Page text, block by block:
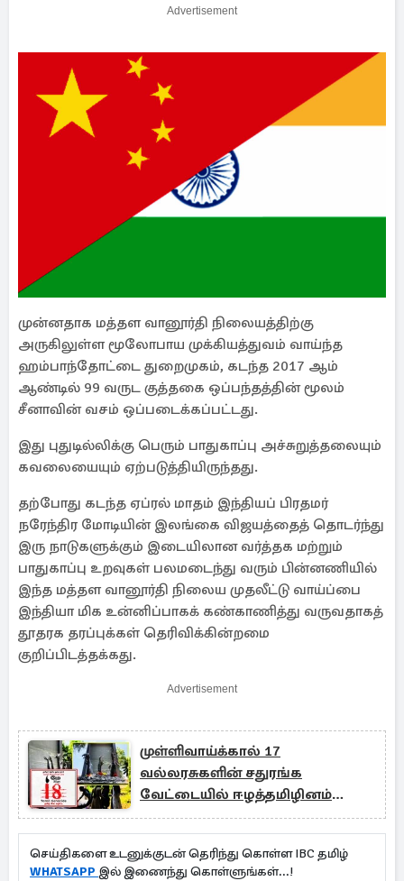
Advertisement
முன்னதாக மத்தள வானூர்தி நிலையத்திற்கு
அருகிலுள்ள மூலோபாய முக்கியத்துவம் வாய்ந்த
ஹம்பாந்தோட்டை துறைமுகம், கடந்த 2017 ஆம்
ஆண்டில் 99 வருட குத்தகை ஒப்பந்தத்தின் மூலம்
சீனாவின் வசம் ஒப்படைக்கப்பட்டது.
இது புதுடில்லிக்கு பெரும் பாதுகாப்பு அச்சுறுத்தலையும்
கவலையையும் ஏற்படுத்தியிருந்தது.
தற்போது கடந்த ஏப்ரல் மாதம் இந்தியப் பிரதமர்
நரேந்திர மோடியின் இலங்கை விஜயத்தைத் தொடர்ந்து
இரு நாடுகளுக்கும் இடையிலான வர்த்தக மற்றும்
பாதுகாப்பு உறவுகள் பலமடைந்து வரும் பின்னணியில்
இந்த மத்தள வானூர்தி நிலைய முதலீட்டு வாய்ப்பை
இந்தியா மிக உன்னிப்பாகக் கண்காணித்து வருவதாகத்
தூதரக தரப்புக்கள் தெரிவிக்கின்றமை
குறிப்பிடத்தக்கது.
Advertisement
முள்ளிவாய்க்கால் 17
வல்லரசுகளின் சதுரங்க
வேட்டையில் ஈழத்தமிழினம்
விடுதலையை சாத்தியமாக்கும்
புதிய பூகோள அரசியல்
மூலோபாயம்!
செய்திகளை உடனுக்குடன் தெரிந்து கொள்ள IBC தமிழ்
WHATSAPP இல் இணைந்து கொள்ளுங்கள்...!